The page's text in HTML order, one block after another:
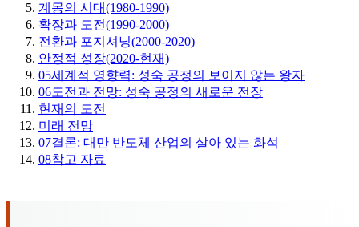
계몽의 시대(1980-1990)
확장과 도전(1990-2000)
전환과 포지셔닝(2000-2020)
안정적 성장(2020-현재)
05세계적 영향력: 성숙 공정의 보이지 않는 왕자
06도전과 전망: 성숙 공정의 새로운 전장
현재의 도전
미래 전망
07결론: 대만 반도체 산업의 살아 있는 화석
08참고 자료